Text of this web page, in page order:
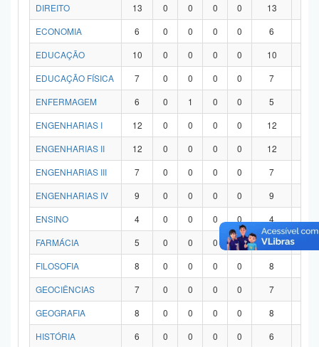
DIREITO 13 0 0 0 0 13
ECONOMIA
6 0 0 0 0 6
EDUCAÇÃO
10 0 0 0 0 10
EDUCAÇÃO FÍSICA
7 0 0 0 0 7
ENFERMAGEM
6 0 1 0 0 5
ENGENHARIAS I
12 0 0 0 0 12
ENGENHARIAS II
12 0 0 0 0 12
ENGENHARIAS III
7 0 0 0 0 7
ENGENHARIAS IV
9 0 0 0 0 9
ENSINO
4 0 0 0 0 4
FARMÁCIA
5 0 0 0 0 5
FILOSOFIA
8 0 0 0 0 8
GEOCIÊNCIAS
7 0 0 0 0 7
GEOGRAFIA
8 0 0 0 0 8
HISTÓRIA
6 0 0 0 0 6